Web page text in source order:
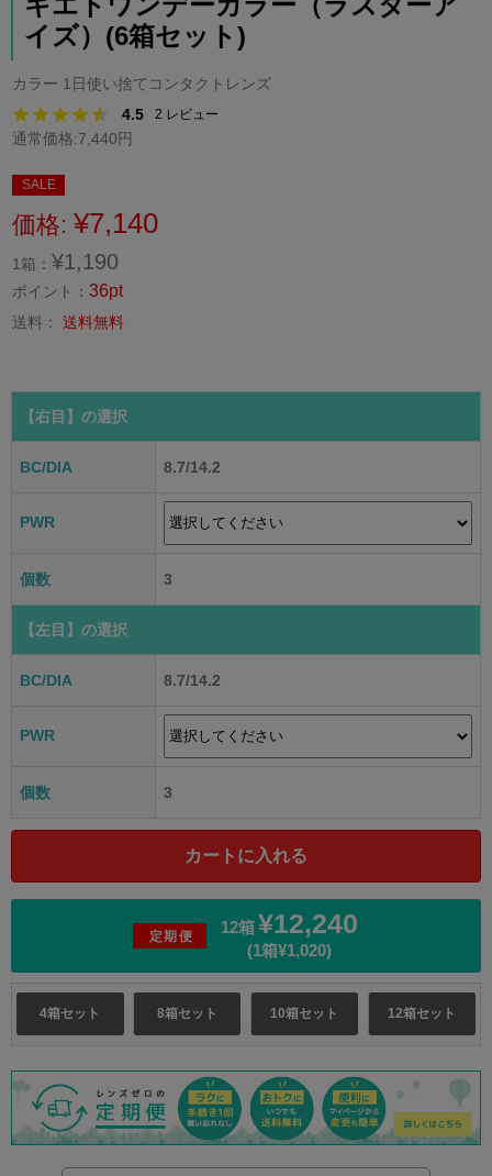
イズ）(6箱セット)
カラー 1日使い捨てコンタクトレンズ
4.5
2 レビュー
通常価格:7,440円
SALE
価格: ¥7,140
1箱： ¥1,190
ポイント：36pt
送料：送料無料
【右目】 の選択
BC/DIA 8.7/14.2
PWR
個数 3
【左目】 の選択
BC/DIA 8.7/14.2
PWR
個数 3
定期便 12箱 ¥12,240
(1箱¥1,020)
4箱セット 8箱セット 10箱セット 12箱セット